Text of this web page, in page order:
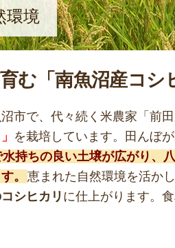
環境
む「南魚沼産コシ
市で、代々続く米農家「前
を栽培しています。田んぼ
持ちの良い土壌が広がり、
。
恵まれた自然環境を活か
シヒカリ に仕上がります。